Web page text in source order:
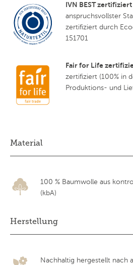
IVN BEST zertifiziert
anspruchsvollster
zertifiziert durch
151701
Fair for Life
zertifiziert (100% in
Produktions- und
Material
100 % Baumwolle aus
(kbA)
Herstellung
Nachhaltig hergestellt nach